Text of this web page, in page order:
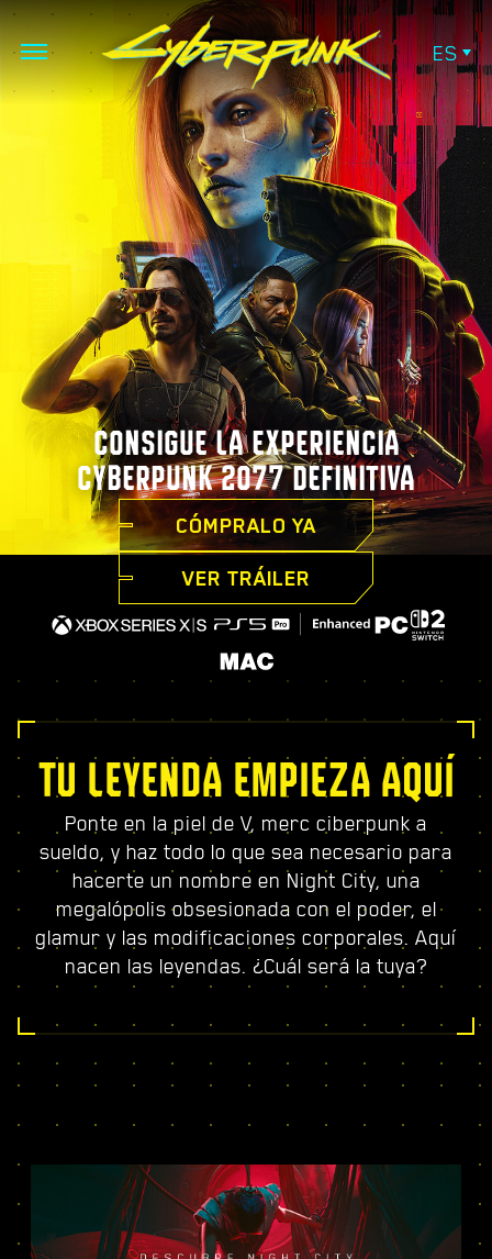
ES
CONSIGUE LA EXPERIENCIA
CYBERPUNK 2077 DEFINITIVA
CÓMPRALO YA
VER TRÁILER
TU LEYENDA EMPIEZA AQUÍ
Ponte en la piel de V, merc ciberpunk a
sueldo, y haz todo lo que sea necesario para
hacerte un nombre en Night City, una
megalópolis obsesionada con el poder, el
glamur y las modificaciones corporales. Aquí
nacen las leyendas. ¿Cuál será la tuya?